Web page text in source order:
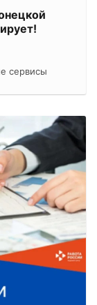
сервисы